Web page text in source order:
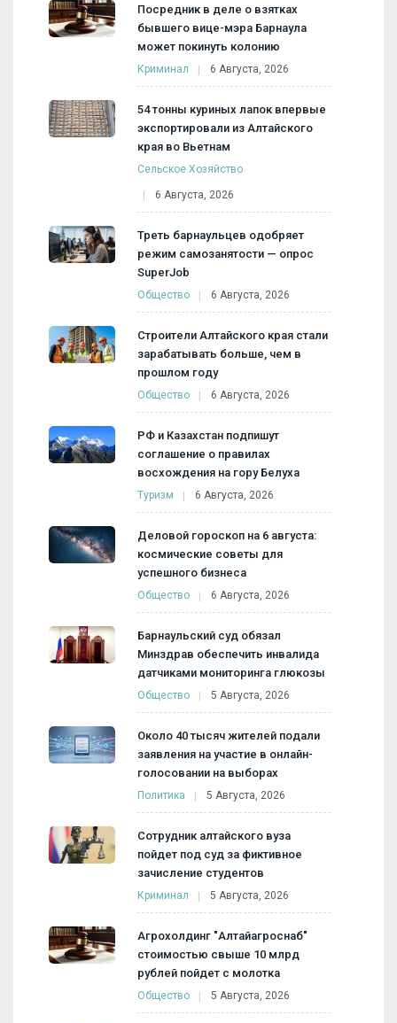
Посредник в деле о взятках
бывшего вице-мэра Барнаула
может покинуть колонию
Криминал 6 Августа, 2026
54 тонны куриных лапок впервые
экспортировали из Алтайского
края во Вьетнам
Сельское Хозяйство
6 Августа, 2026
Треть барнаульцев одобряет
режим самозанятости — опрос
SuperJob
Общество 6 Августа, 2026
Строители Алтайского края стали
зарабатывать больше, чем в
прошлом году
Общество 6 Августа, 2026
РФ и Казахстан подпишут
соглашение о правилах
восхождения на гору Белуха
Туризм 6 Августа, 2026
Деловой гороскоп на 6 августа:
космические советы для
успешного бизнеса
Общество 6 Августа, 2026
Барнаульский суд обязал
Минздрав обеспечить инвалида
датчиками мониторинга глюкозы
Общество 5 Августа, 2026
Около 40 тысяч жителей подали
заявления на участие в онлайн-
голосовании на выборах
Политика 5 Августа, 2026
Сотрудник алтайского вуза
пойдет под суд за фиктивное
зачисление студентов
Криминал 5 Августа, 2026
Агрохолдинг "Алтайагроснаб"
стоимостью свыше 10 млрд
рублей пойдет с молотка
Общество 5 Августа, 2026